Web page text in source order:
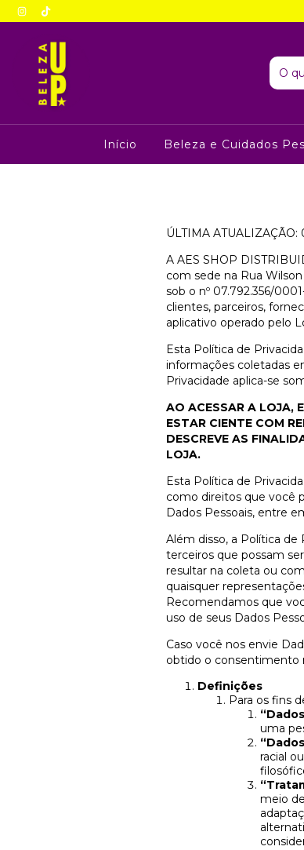
Início Beleza e Cuidados
ÚLTIMA ATUALIZAÇÃO:
A AES SHOP
com sede na Rua
sob o nº 07.792.356/
clientes, parceiros,
aplicativo operado pelo
Esta Política de
informações coletadas
Privacidade aplica-se
AO ACESSAR A LOJA,
ESTAR CIENTE COM
DESCREVE AS
LOJA.
Esta Política de
como direitos que você
Dados Pessoais, entre
Além disso, a Política de
terceiros que possam
resultar na coleta ou
quaisquer
Recomendamos que
uso de seus Dados
Caso você nos envie
obtido o consentimento
Definições
Para os fins
uma
racial
meio